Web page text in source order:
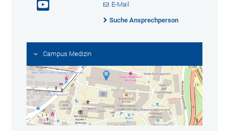
E-Mail
Suche Ansprechperson
Campus Medizin